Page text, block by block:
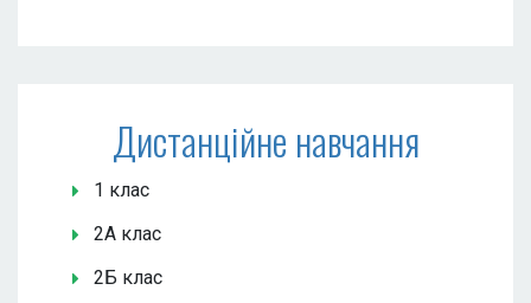
Дистанційне навчання
1 клас
2А клас
2Б клас